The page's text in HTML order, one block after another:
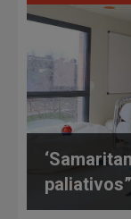
paliativos”